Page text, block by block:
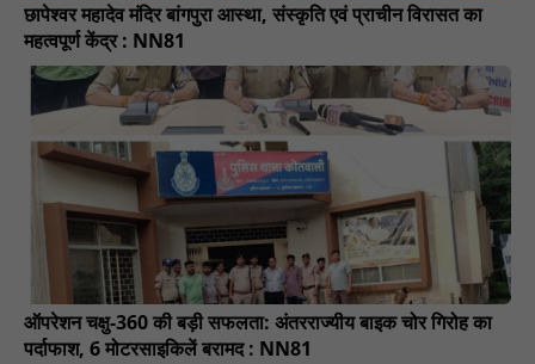
छापेश्वर महादेव मंदिर बांगपुरा आस्था, संस्कृति एवं प्राचीन विरासत का
महत्वपूर्ण केंद्र : NN81
ऑपरेशन चक्षु-360 की बड़ी सफलता: अंतरराज्यीय बाइक चोर गिरोह का
पर्दाफाश, 6 मोटरसाइकिलें बरामद : NN81